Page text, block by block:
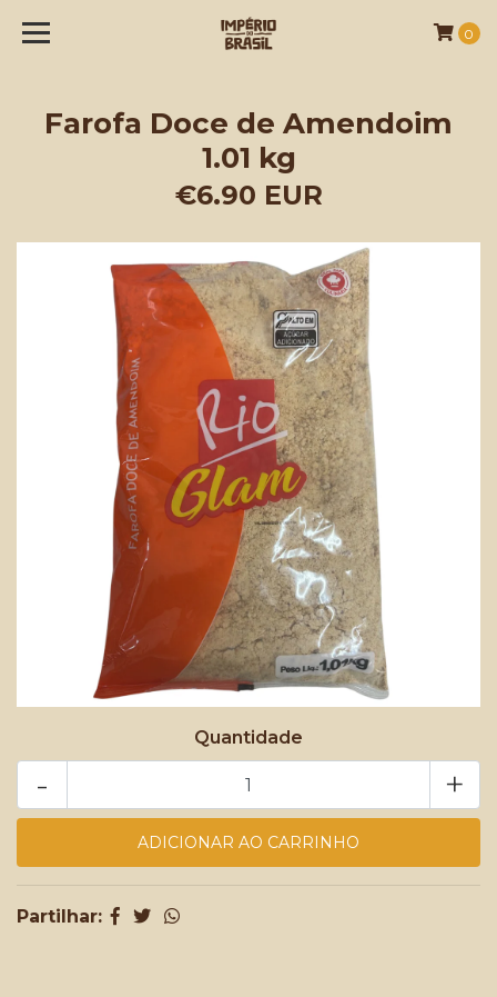
0
Farofa Doce de Amendoim
1.01 kg
€6.90 EUR
Quantidade
+
-
Partilhar: